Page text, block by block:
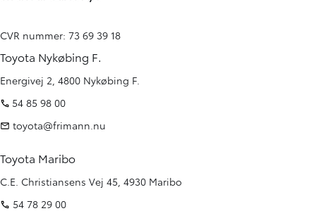
CVR nummer: 73 69 39 18
Toyota Nykøbing F.
Energivej 2, 4800 Nykøbing F.
54 85 98 00
toyota@frimann.nu
Toyota Maribo
C.E. Christiansens Vej 45, 4930 Maribo
54 78 29 00